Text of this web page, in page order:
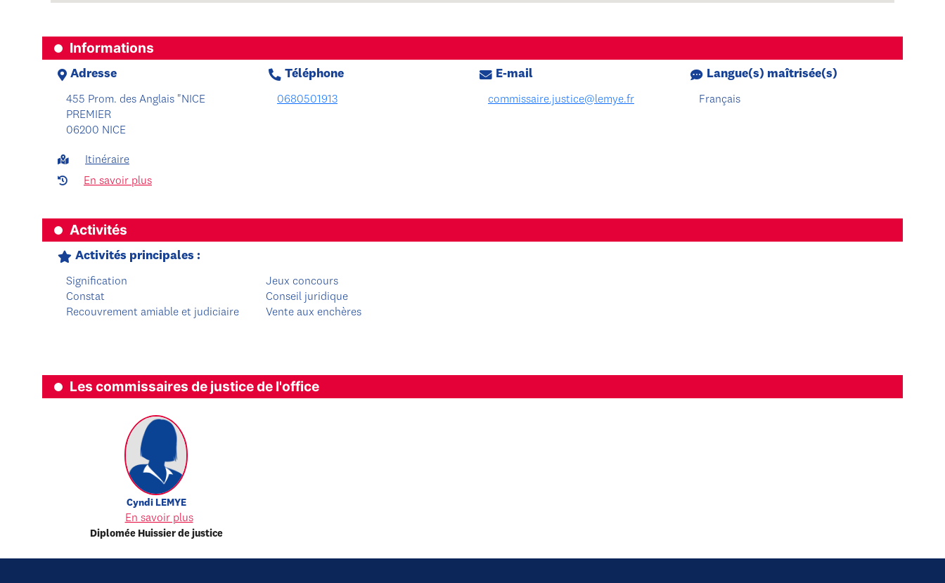
Informations
Adresse
455 Prom. des Anglais "NICE
PREMIER
06200 NICE
Itinéraire
En savoir plus
Téléphone
0680501913
E-mail
commissaire.justice@lemye.fr
Langue(s) maîtrisée(s)
Français
Activités
Activités principales :
Signification
Constat
Recouvrement amiable et judiciaire
Jeux concours
Conseil juridique
Vente aux enchères
Les commissaires de justice de l'office
Cyndi LEMYE
En savoir plus
Diplomée Huissier de justice